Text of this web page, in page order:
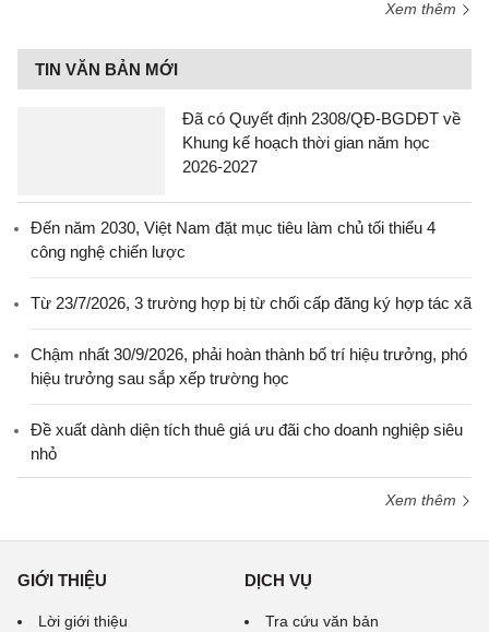
Xem thêm
TIN VĂN BẢN MỚI
Đã có Quyết định 2308/QĐ-BGDĐT về
Khung kế hoạch thời gian năm học
2026-2027
Đến năm 2030, Việt Nam đặt mục tiêu làm chủ tối thiểu 4
công nghệ chiến lược
Từ 23/7/2026, 3 trường hợp bị từ chối cấp đăng ký hợp tác xã
Chậm nhất 30/9/2026, phải hoàn thành bố trí hiệu trưởng, phó
hiệu trưởng sau sắp xếp trường học
Đề xuất dành diện tích thuê giá ưu đãi cho doanh nghiệp siêu
nhỏ
Xem thêm
GIỚI THIỆU
Lời giới thiệu
DỊCH VỤ
Tra cứu văn bản